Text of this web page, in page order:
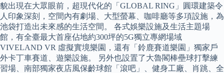
貌出現在大眾眼前，超現代化的「GLOBAL RING」圓環建築令
人印象深刻，空間內有劇場、大型螢幕、咖啡廳等多項設施，為
池袋打造出未來感的生活空間。 各式娛樂設施及生活主題場
館，有全臺最大首座佔地約300坪的5G獨立專網場域
VIVELAND VR 虛擬實境樂園，還有「鈴鹿賽道樂園」獨家戶
外卡丁車賽道、遊樂設施。 另外也設置了大魯閣棒壘球打擊練
習場、南部獨家夜店風保齡球館「滾吧」、健身工廠、肖跳、全